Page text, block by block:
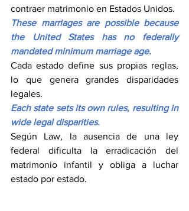
contraer matrimonio en Estados Unidos.
These marriages are possible because
the United States has no federally
mandated minimum marriage age.
Cada estado define sus propias reglas,
lo que genera grandes disparidades
legales.
Each state sets its own rules, resulting in
wide legal disparities.
Según Law, la ausencia de una ley
federal dificulta la erradicación del
matrimonio infantil y obliga a luchar
estado por estado.